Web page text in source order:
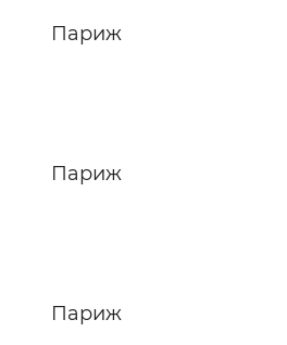
Париж
Париж
Париж